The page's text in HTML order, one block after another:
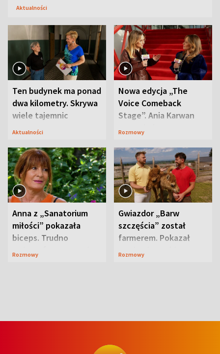
Aktualności
Ten budynek ma ponad
dwa kilometry. Skrywa
wiele tajemnic
Aktualności
Nowa edycja „The
Voice Comeback
Stage”. Ania Karwan
zapowiada
Rozmowy
Anna z „Sanatorium
miłości” pokazała
biceps. Trudno
uwierzyć, co przeszła
Rozmowy
Gwiazdor „Barw
szczęścia” został
farmerem. Pokazał
swoje niezwykłe
Rozmowy